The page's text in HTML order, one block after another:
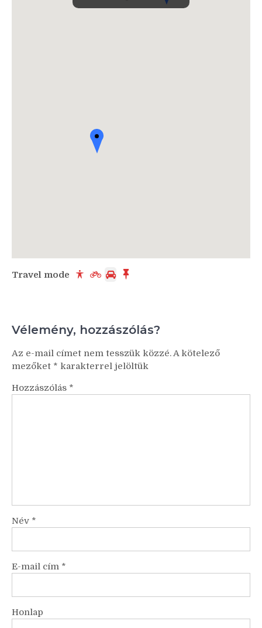
Travel mode
Vélemény, hozzászólás?
Az e-mail címet nem tesszük közzé. A kötelező
mezőket * karakterrel jelöltük
Hozzászólás *
Név *
E-mail cím *
Honlap